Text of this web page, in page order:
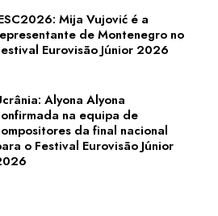
Mija Vujović é a
de Montenegro no
Eurovisão Júnior 2026
Alyona Alyona
na equipa de
da final nacional
o Festival Eurovisão Júnior